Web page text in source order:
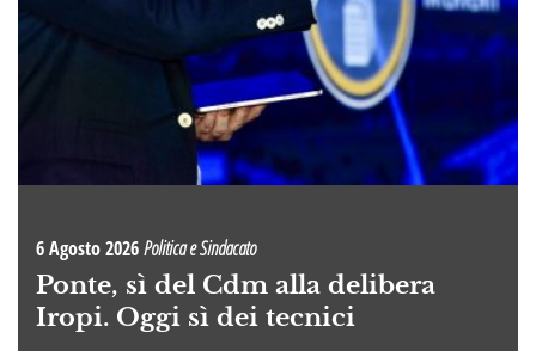
6 Agosto 2026Politica e Sindacato
Ponte, sì del Cdm alla delibera
Iropi. Oggi sì dei tecnici